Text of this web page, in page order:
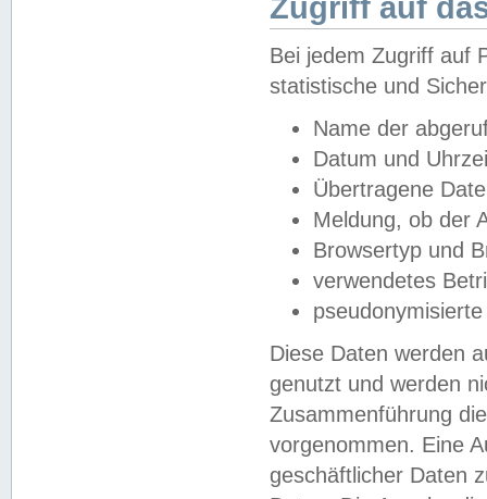
Zugriff auf
Bei jedem Zugriff auf
statistische und
Name der
Datum und
Übertragene
Meldung, ob der
Browsertyp und
verwendetes
Diese Daten werden
genutzt und werden
Zusammenführung
vorgenommen. Eine
geschäftlicher Daten